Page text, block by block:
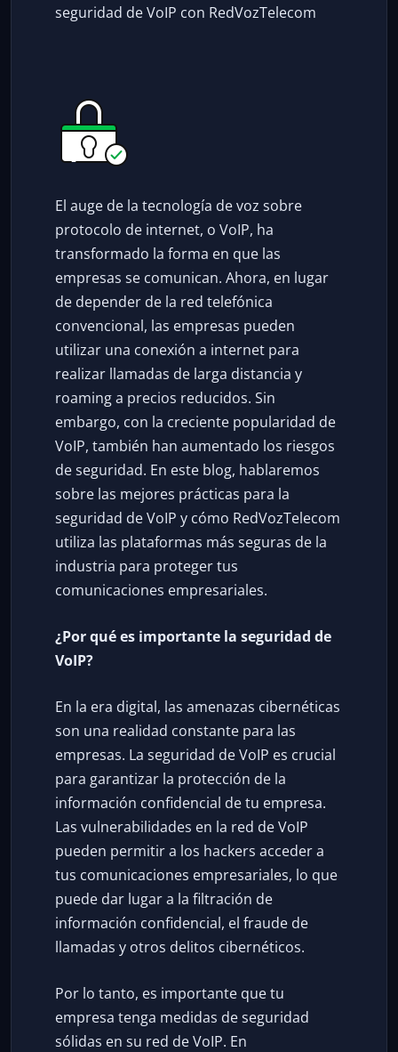
seguridad de VoIP con RedVozTelecom
El auge de la tecnología de voz sobre
protocolo de internet, o VoIP, ha
transformado la forma en que las
empresas se comunican. Ahora, en lugar
de depender de la red telefónica
convencional, las empresas pueden
utilizar una conexión a internet para
realizar llamadas de larga distancia y
roaming a precios reducidos. Sin
embargo, con la creciente popularidad de
VoIP, también han aumentado los riesgos
de seguridad. En este blog, hablaremos
sobre las mejores prácticas para la
seguridad de VoIP y cómo RedVozTelecom
utiliza las plataformas más seguras de la
industria para proteger tus
comunicaciones empresariales.
¿Por qué es importante la seguridad de
VoIP?
En la era digital, las amenazas cibernéticas
son una realidad constante para las
empresas. La seguridad de VoIP es crucial
para garantizar la protección de la
información confidencial de tu empresa.
Las vulnerabilidades en la red de VoIP
pueden permitir a los hackers acceder a
tus comunicaciones empresariales, lo que
puede dar lugar a la filtración de
información confidencial, el fraude de
llamadas y otros delitos cibernéticos.
Por lo tanto, es importante que tu
empresa tenga medidas de seguridad
sólidas en su red de VoIP. En